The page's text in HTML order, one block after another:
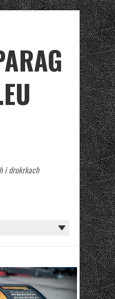
i drukrkach